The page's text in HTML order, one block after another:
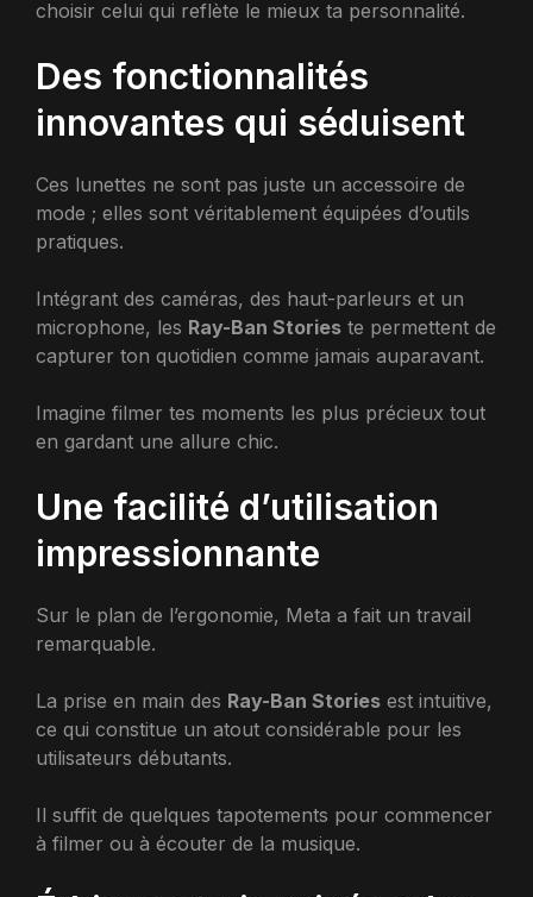
choisir celui qui reflète le mieux ta personnalité.
Des fonctionnalités
innovantes qui séduisent
Ces lunettes ne sont pas juste un accessoire de
mode ; elles sont véritablement équipées d’outils
pratiques.
Intégrant des caméras, des haut-parleurs et un
microphone, les Ray-Ban Stories te permettent de
capturer ton quotidien comme jamais auparavant.
Imagine filmer tes moments les plus précieux tout
en gardant une allure chic.
Une facilité d’utilisation
impressionnante
Sur le plan de l’ergonomie, Meta a fait un travail
remarquable.
La prise en main des Ray-Ban Stories est intuitive,
ce qui constitue un atout considérable pour les
utilisateurs débutants.
Il suffit de quelques tapotements pour commencer
à filmer ou à écouter de la musique.